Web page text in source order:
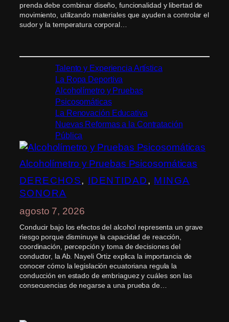
prenda debe combinar diseño, funcionalidad y libertad de
movimiento, utilizando materiales que ayuden a controlar el
sudor y la temperatura corporal…
Talento y Experiencia Artística
La Ropa Deportiva
Alcoholímetro y Pruebas
Psicosomáticas
La Renovación Educativa
Nuevas Reformas a la Contratación
Pública
Alcoholímetro y Pruebas Psicosomáticas
DERECHOS, IDENTIDAD, MINGA
SONORA
agosto 7, 2026
Conducir bajo los efectos del alcohol representa un grave
riesgo porque disminuye la capacidad de reacción,
coordinación, percepción y toma de decisiones del
conductor, la Ab. Nayeli Ortiz explica la importancia de
conocer cómo la legislación ecuatoriana regula la
conducción en estado de embriaguez y cuáles son las
consecuencias de negarse a una prueba de…